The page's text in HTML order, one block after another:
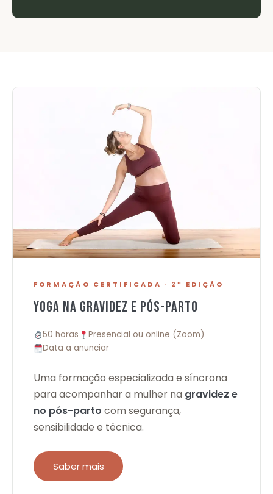
FORMAÇÃO CERTIFICADA · 2ª EDIÇÃO
YOGA NA GRAVIDEZ E PÓS-PARTO
50 horas
Presencial ou online (Zoom)
Data a anunciar
Uma formação especializada e síncrona
para acompanhar a mulher na gravidez e
no pós-parto com segurança,
sensibilidade e técnica.
Saber mais